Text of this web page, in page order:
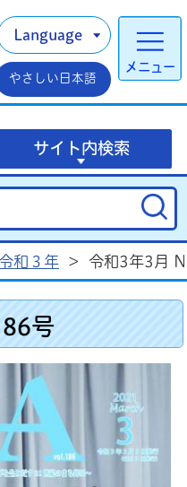
メニュー
Language
やさしい日本語
サイト内検索
和３年 > 令和3年3月
号